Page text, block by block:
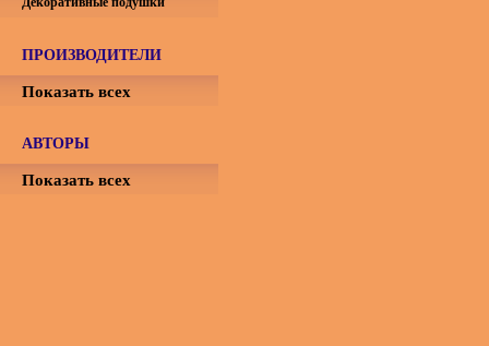
ПРОИЗВОДИТЕЛИ
Показать всех
АВТОРЫ
Показать всех